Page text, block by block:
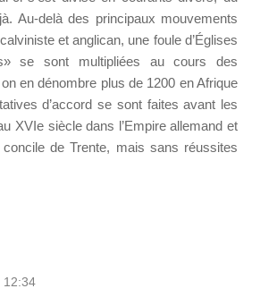
Au-delà des principaux mouvements
et anglican, une foule d’Églises
se sont multipliées au cours des
en dénombre plus de 1200 en Afrique
d’accord se sont faites avant les
XVIe siècle dans l’Empire allemand et
de Trente, mais sans réussites
12:34